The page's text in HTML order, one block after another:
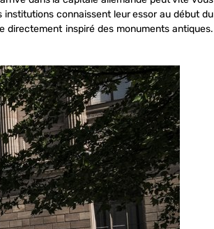
institutions connaissent leur essor au début du
inspiré des monuments antiques.